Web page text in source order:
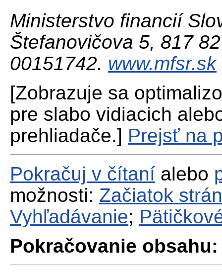
Ministerstvo financií
Štefanovičova 5, 817
00151742. www.mfsr.sk
[Zobrazuje sa
pre slabo vidiacich
prehliadače.] Prejsť na
Pokračuj v čítaní alebo
možnosti: Začiatok
Vyhľadávanie;
Pokračovanie obsahu: